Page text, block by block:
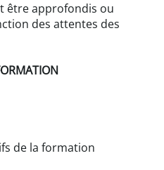
être approfondis ou
des attentes des
de la formation